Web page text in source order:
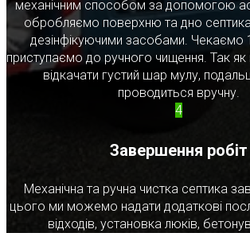
механічним способом за допомогою
обробляємо поверхню та дно
дезінфікуючими засобами. Чекаємо
приступаємо до ручного чищення. Так як
відкачати густий шар мулу,
проводиться вручну.
4
Завершення робіт
Механічна та ручна чистка септика
цього ми можемо надати додаткові
відходів, установка люків,